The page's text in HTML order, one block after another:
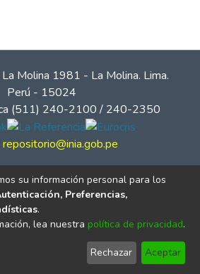
Molina 1981 - La Molina. Lima.
Perú - 15024
(511) 240-2100 / 240-2350
repositorio@inia.gob.pe
de Innovación Agraria - INIA
su información personal para los
Preferencias,
.
lea nuestra política de privacidad.
Rechazar Aceptar